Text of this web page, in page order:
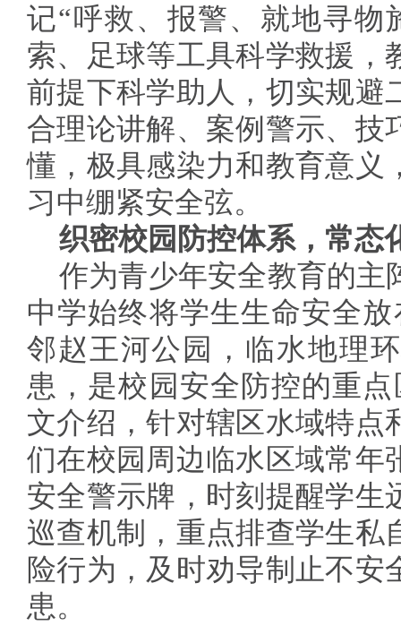
记“呼救、报警、就地寻物
索、足球等工具科学救援，
前提下科学助人，切实规避
合理论讲解、案例警示、技
懂，极具感染力和教育意义
习中绷紧安全弦。
织密校园防控体系，常态
作为青少年安全教育的主
中学始终将学生生命安全
邻赵王河公园，临水地理
患，是校园安全防控的重
文介绍，针对辖区水域特点
们在校园周边临水区域常年
安全警示牌，时刻提醒学生
巡查机制，重点排查学生私
险行为，及时劝导制止不
患。